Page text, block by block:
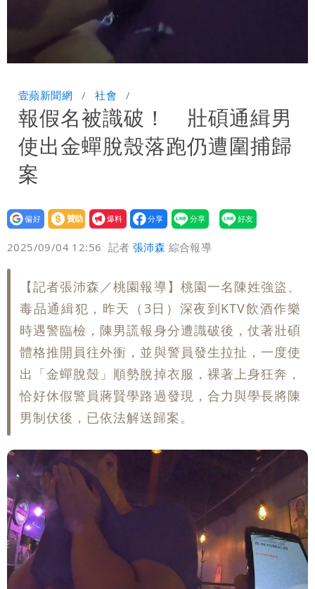
局」！網朝聖翻車文笑了
川普出重手！禁中國機器人、逆變器進
口 防北京滲透供應鏈
慈濟被騙10億！陳時中一語成讖 王必
可能籠罩4縣市
白海豚4個關鍵時間點！專家：明晚起風
雨最大
老公外遇修復內幕！欣西亞曬牽手照「2
恐發陸警
蔣萬安民調只贏5％「現任優勢去哪？」
媒體人嘆：真的該緊張了
83.42%
壹蘋新聞網 社會
報假名被識破！ 壯碩通緝男
使出金蟬脫殼落跑仍遭圍捕歸
案
設為
贊助
我要
爆料
2025/09/04 12:56 記者張沛森 綜合報導
【記者張沛森／桃園報導】桃園一名陳姓強盜、
毒品通緝犯，昨天（3日）深夜到KTV飲酒作樂
時遇警臨檢，陳男謊報身分遭識破後，仗著壯碩
體格推開員往外衝，並與警員發生拉扯，一度使
出「金蟬脫殼」順勢脫掉衣服，裸著上身狂奔，
恰好休假警員蔣賢學路過發現，合力與學長將陳
男制伏後，已依法解送歸案。